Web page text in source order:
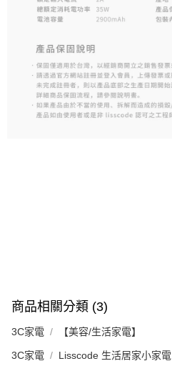
商品相關分類 (3)
3C家電 【美容/生活家電】
3C家電 Lisscode 生活居家小家電